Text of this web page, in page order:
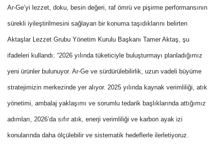
Ar-Ge’yi lezzet, doku, besin değeri, raf ömrü ve pişirme performansının
sürekli iyileştirilmesini sağlayan bir konuma taşıdıklarını belirten
Aktaşlar Lezzet Grubu Yönetim Kurulu Başkanı Tamer Aktaş, şu
ifadeleri kullandı: “2026 yılında tüketiciyle buluşturmayı planladığımız
yeni ürünler bulunuyor. Ar-Ge ve sürdürülebilirlik, uzun vadeli büyüme
stratejimizin merkezinde yer alıyor. 2025 yılında kaynak verimliliği, atık
yönetimi, ambalaj yaklaşımı ve sorumlu tedarik başlıklarında attığımız
adımları, 2026’da sıfır atık, enerji verimliliği ve karbon ayak izi
konularında daha ölçülebilir ve sistematik hedeflerle ilerletiyoruz.